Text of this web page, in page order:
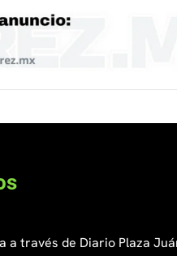
a través de Diario Plaza